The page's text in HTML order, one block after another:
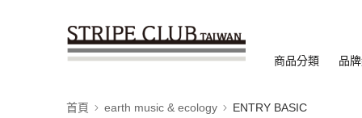
商品分類 品
首頁 earth music & ecology ENTRY BASIC